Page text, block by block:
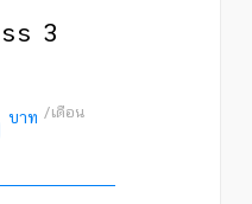
3
บาท /เดือน